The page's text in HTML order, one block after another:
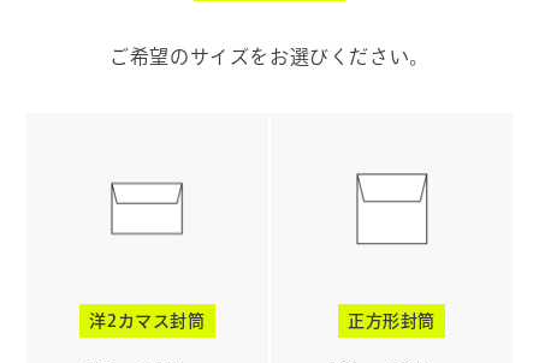
ご希望のサイズをお選びください。
洋2カマス封筒 正方形封筒